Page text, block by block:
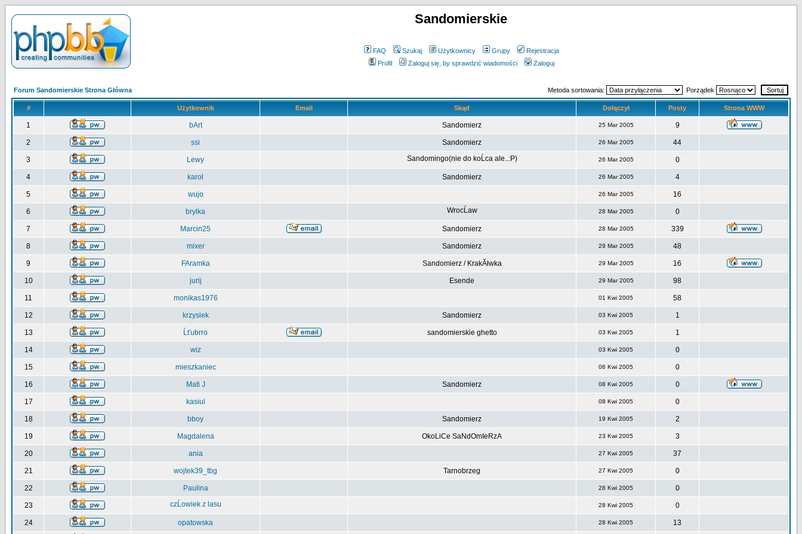
Sandomierskie
FAQ Szukaj Użytkownicy Grupy
Rejestracja
Profil
Zaloguj się, by sprawdzić wiadomości Zaloguj
Forum Sandomierskie Strona Główna Metoda sortowania: Porządek
# Użytkownik Email Skąd Dołączył Posty Strona WWW
1 bArt Sandomierz 25 Mar 2005 9
2 ssi Sandomierz 26 Mar 2005 44
3 Lewy Sandomingo(nie do koĹca ale..:P) 26 Mar 2005 0
4 karol Sandomierz 26 Mar 2005 4
5 wujo 26 Mar 2005 16
6 brylka WrocĹaw 28 Mar 2005 0
7 Marcin25 Sandomierz 28 Mar 2005 339
8 mixer Sandomierz 29 Mar 2005 48
9 FAramka Sandomierz / KrakĂłwka 29 Mar 2005 16
10 jurij Esende 29 Mar 2005 98
11 monikas1976 01 Kwi 2005 58
12 krzysiek Sandomierz 03 Kwi 2005 1
13 Ĺťubrro sandomierskie ghetto 03 Kwi 2005 1
14 wiz 03 Kwi 2005 0
15 mieszkaniec 06 Kwi 2005 0
16 Mati J Sandomierz 08 Kwi 2005 0
17 kasiul 08 Kwi 2005 0
18 bboy Sandomierz 19 Kwi 2005 2
19 Magdalena OkoLiCe SaNdOmIeRzA 23 Kwi 2005 3
20 ania 27 Kwi 2005 37
21 wojtek39_tbg Tarnobrzeg 27 Kwi 2005 0
22 Paulina 28 Kwi 2005 0
23 czĹowiek z lasu 28 Kwi 2005 0
24 opatowska 28 Kwi 2005 13